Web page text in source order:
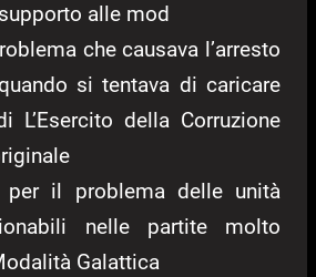
alle mod
che causava l’arresto
si tentava di caricare
L’Esercito della Corruzione
per il problema delle unità
nelle partite molto
Galattica